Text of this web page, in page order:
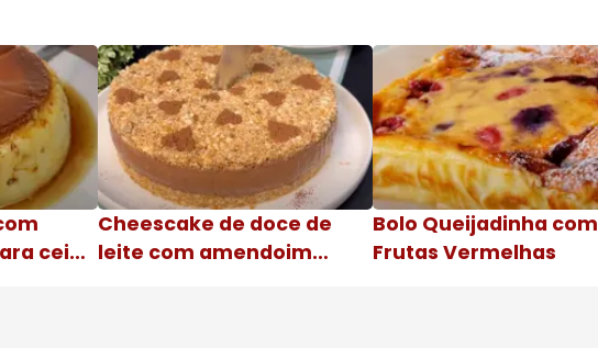
ceia
Cheescake de doce de
leite com amendoim
Bolo Queijadinha com
Frutas Vermelhas